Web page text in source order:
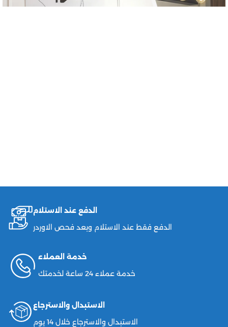
الدفع عند الاستلام
الدفع فقط عند الاستلام وبعد فحص الاوردر
خدمة العملاء
خدمة عملاء 24 ساعة لخدمتك
الاستبدال والاسترجاع
الاستبدال والاسترجاع خلال 14 يوم